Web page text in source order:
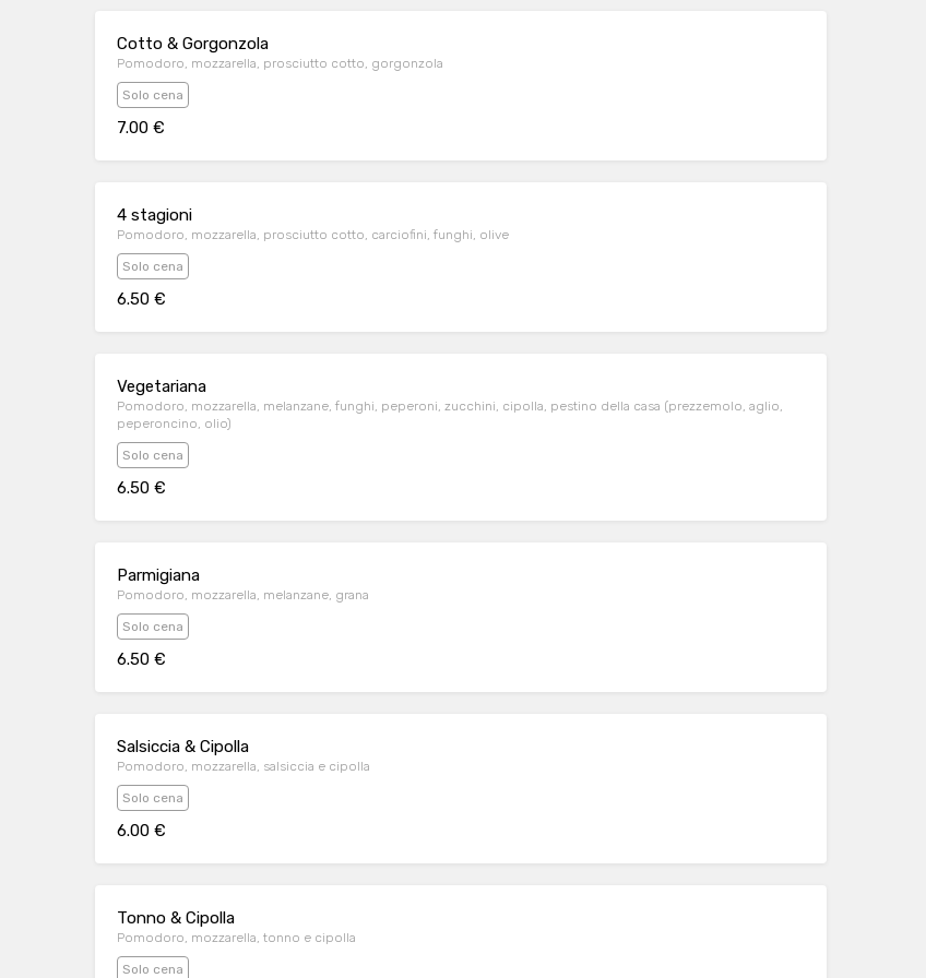
Cotto & Gorgonzola
Pomodoro, mozzarella, prosciutto cotto, gorgonzola
Solo cena
7.00 €
4 stagioni
Pomodoro, mozzarella, prosciutto cotto, carciofini, funghi, olive
Solo cena
6.50 €
Vegetariana
Pomodoro, mozzarella, melanzane, funghi, peperoni, zucchini, cipolla, pestino della casa (prezzemolo, aglio,
peperoncino, olio)
Solo cena
6.50 €
Parmigiana
Pomodoro, mozzarella, melanzane, grana
Solo cena
6.50 €
Salsiccia & Cipolla
Pomodoro, mozzarella, salsiccia e cipolla
Solo cena
6.00 €
Tonno & Cipolla
Pomodoro, mozzarella, tonno e cipolla
Solo cena